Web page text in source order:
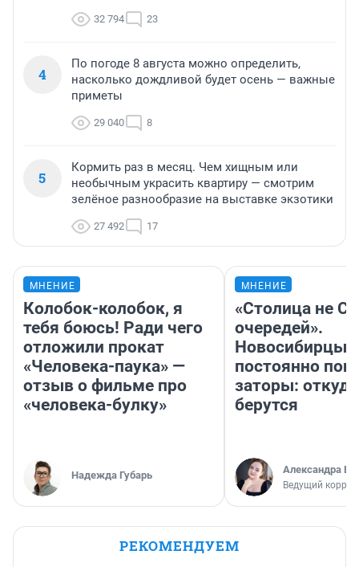
32 794 23
4
По погоде 8 августа можно определить,
насколько дождливой будет осень — важные
приметы
29 040 8
5
Кормить раз в месяц. Чем хищным или
необычным украсить квартиру — смотрим
зелёное разнообразие на выставке экзотики
27 492 17
МНЕНИЕ
Колобок-колобок, я
тебя боюсь! Ради чего
отложили прокат
«Человека-паука» —
отзыв о фильме про
«человека-булку»
Надежда Губарь
МНЕНИЕ
«Столица не
очередей».
Новосибирцы
постоянно
заторы:
берутся
Александра
Ведущий
РЕКОМЕНДУЕМ